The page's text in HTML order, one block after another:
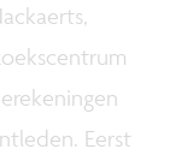
Eerst